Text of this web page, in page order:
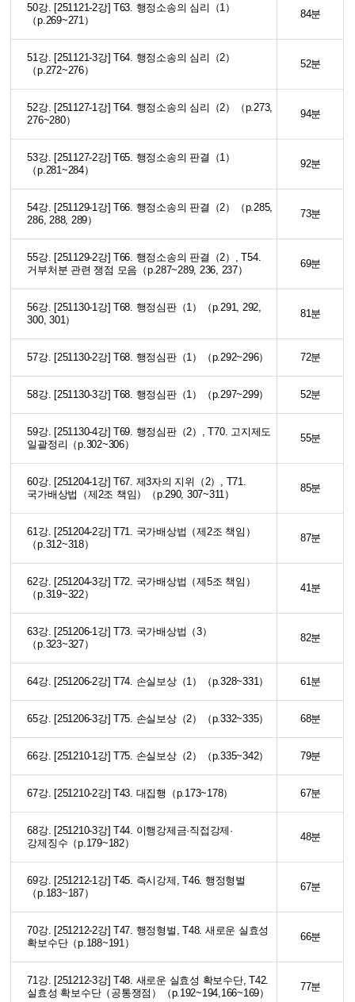
50강. [251121-2강] T63. 행정소송의 심리（1）
（p.269~271）
84분
51강. [251121-3강] T64. 행정소송의 심리（2）
（p.272~276）
52분
52강. [251127-1강] T64. 행정소송의 심리（2）（p.273,
276~280）
94분
53강. [251127-2강] T65. 행정소송의 판결（1）
（p.281~284）
92분
54강. [251129-1강] T66. 행정소송의 판결（2）（p.285,
286, 288, 289）
73분
55강. [251129-2강] T66. 행정소송의 판결（2）, T54.
거부처분 관련 쟁점 모음（p.287~289, 236, 237）
69분
56강. [251130-1강] T68. 행정심판（1）（p.291, 292,
300, 301）
81분
57강. [251130-2강] T68. 행정심판（1）（p.292~296） 72분
58강. [251130-3강] T68. 행정심판（1）（p.297~299） 52분
59강. [251130-4강] T69. 행정심판（2）, T70. 고지제도
일괄정리（p.302~306）
55분
60강. [251204-1강] T67. 제3자의 지위（2）, T71.
국가배상법（제2조 책임）（p.290, 307~311）
85분
61강. [251204-2강] T71. 국가배상법（제2조 책임）
（p.312~318）
87분
62강. [251204-3강] T72. 국가배상법（제5조 책임）
（p.319~322）
41분
63강. [251206-1강] T73. 국가배상법（3）
（p.323~327）
82분
64강. [251206-2강] T74. 손실보상（1）（p.328~331） 61분
65강. [251206-3강] T75. 손실보상（2）（p.332~335） 68분
66강. [251210-1강] T75. 손실보상（2）（p.335~342） 79분
67강. [251210-2강] T43. 대집행（p.173~178） 67분
68강. [251210-3강] T44. 이행강제금·직접강제·
강제징수（p.179~182）
48분
69강. [251212-1강] T45. 즉시강제, T46. 행정형벌
（p.183~187）
67분
70강. [251212-2강] T47. 행정형벌, T48. 새로운 실효성
확보수단（p.188~191）
66분
71강. [251212-3강] T48. 새로운 실효성 확보수단, T42.
실효성 확보수단（공통쟁점）（p.192~194,166~169）
77분